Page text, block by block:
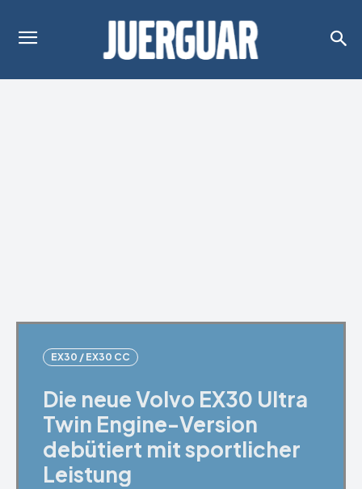
EX30 / EX30 CC
Die neue Volvo EX30 Ultra
Twin Engine-Version
debütiert mit sportlicher
Leistung